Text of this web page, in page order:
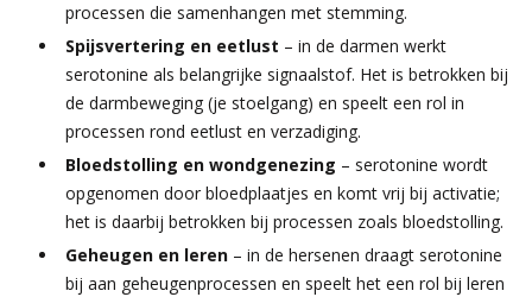
processen die samenhangen met stemming.
Spijsvertering en eetlust – in de darmen werkt
serotonine als belangrijke signaalstof. Het is betrokken bij
de darmbeweging (je stoelgang) en speelt een rol in
processen rond eetlust en verzadiging.
Bloedstolling en wondgenezing – serotonine wordt
opgenomen door bloedplaatjes en komt vrij bij activatie;
het is daarbij betrokken bij processen zoals bloedstolling.
Geheugen en leren – in de hersenen draagt serotonine
bij aan geheugenprocessen en speelt het een rol bij leren